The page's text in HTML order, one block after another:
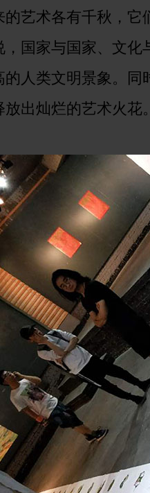
的艺术各有千秋，它
，国家与国家、文
的人类文明景象。
放出灿烂的艺术火花